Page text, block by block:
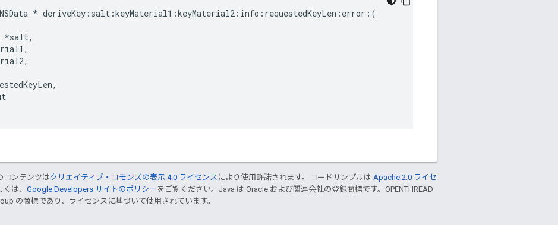
* deriveKey:salt:keyMaterial1:keyMaterial2:info:requestedKeyLen:error:(
*salt,
コンテンツはクリエイティブ・コモンズの表示 4.0 ライセンス により使用許諾されます。コードサンプルは Apache 2.0 ライセ
は、 Google Developers サイトのポリシー をご覧ください。Java は Oracle および関連会社の登録商標です。OPENTHREAD
の商標であり、ライセンスに基づいて使用されています。